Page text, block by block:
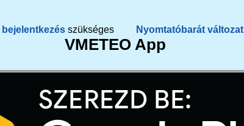
bejelentkezésszükséges Nyomtatóbarát változat
VMETEO App